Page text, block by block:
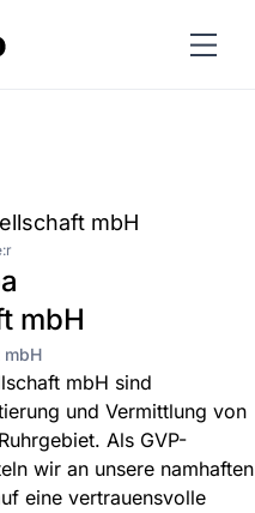
mbH
mbH
mbH
mbH sind
und Vermittlung von
Als GVP-
wir an unsere namhaften
eine vertrauensvolle